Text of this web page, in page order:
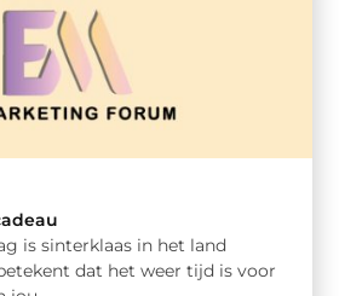
is sinterklaas in het land
dat het weer tijd is voor